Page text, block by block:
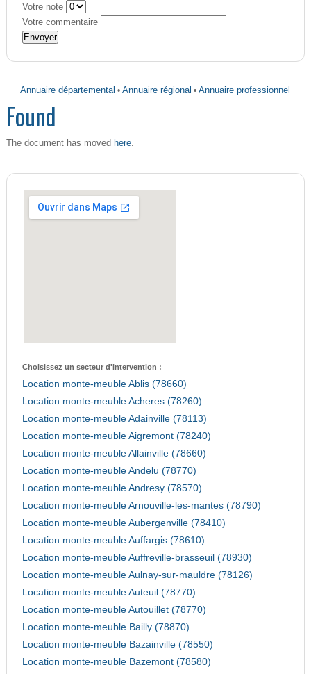
Votre note
Votre commentaire
-
Annuaire départemental •Annuaire régional •Annuaire professionnel
Found
The document has moved here.
Choisissez un secteur d'intervention :
Location monte-meuble Ablis (78660)
Location monte-meuble Acheres (78260)
Location monte-meuble Adainville (78113)
Location monte-meuble Aigremont (78240)
Location monte-meuble Allainville (78660)
Location monte-meuble Andelu (78770)
Location monte-meuble Andresy (78570)
Location monte-meuble Arnouville-les-mantes (78790)
Location monte-meuble Aubergenville (78410)
Location monte-meuble Auffargis (78610)
Location monte-meuble Auffreville-brasseuil (78930)
Location monte-meuble Aulnay-sur-mauldre (78126)
Location monte-meuble Auteuil (78770)
Location monte-meuble Autouillet (78770)
Location monte-meuble Bailly (78870)
Location monte-meuble Bazainville (78550)
Location monte-meuble Bazemont (78580)